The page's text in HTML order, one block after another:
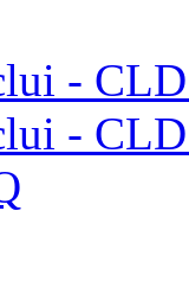
-
-